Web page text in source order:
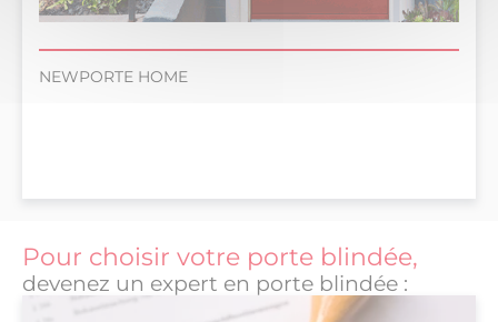
NEWPORTE HOME
Pour choisir votre porte blindée,
devenez un expert en porte blindée :